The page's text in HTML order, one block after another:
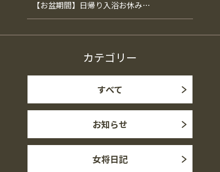
【お盆期間】日帰り入浴お休み…
カテゴリー
すべて
お知らせ
女将日記